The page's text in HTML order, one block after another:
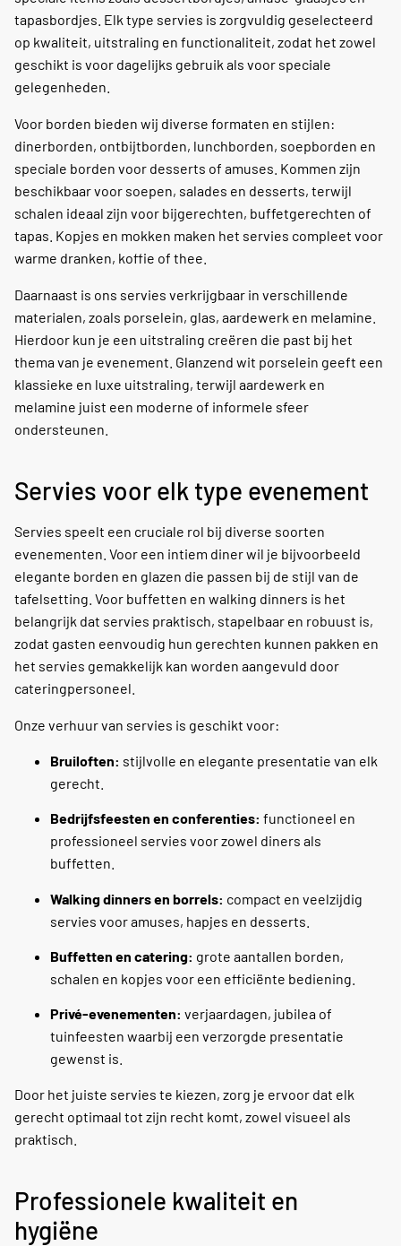
tapasbordjes. Elk type servies is zorgvuldig geselecteerd
op kwaliteit, uitstraling en functionaliteit, zodat het zowel
geschikt is voor dagelijks gebruik als voor speciale
gelegenheden.
Voor borden bieden wij diverse formaten en stijlen:
dinerborden, ontbijtborden, lunchborden, soepborden en
speciale borden voor desserts of amuses. Kommen zijn
beschikbaar voor soepen, salades en desserts, terwijl
schalen ideaal zijn voor bijgerechten, buffetgerechten of
tapas. Kopjes en mokken maken het servies compleet voor
warme dranken, koffie of thee.
Daarnaast is ons servies verkrijgbaar in verschillende
materialen, zoals porselein, glas, aardewerk en melamine.
Hierdoor kun je een uitstraling creëren die past bij het
thema van je evenement. Glanzend wit porselein geeft een
klassieke en luxe uitstraling, terwijl aardewerk en
melamine juist een moderne of informele sfeer
ondersteunen.
Servies voor elk type evenement
Servies speelt een cruciale rol bij diverse soorten
evenementen. Voor een intiem diner wil je bijvoorbeeld
elegante borden en glazen die passen bij de stijl van de
tafelsetting. Voor buffetten en walking dinners is het
belangrijk dat servies praktisch, stapelbaar en robuust is,
zodat gasten eenvoudig hun gerechten kunnen pakken en
het servies gemakkelijk kan worden aangevuld door
cateringpersoneel.
Onze verhuur van servies is geschikt voor:
Bruiloften: stijlvolle en elegante presentatie van elk
gerecht.
Bedrijfsfeesten en conferenties: functioneel en
professioneel servies voor zowel diners als
buffetten.
Walking dinners en borrels: compact en veelzijdig
servies voor amuses, hapjes en desserts.
Buffetten en catering: grote aantallen borden,
schalen en kopjes voor een efficiënte bediening.
Privé-evenementen: verjaardagen, jubilea of
tuinfeesten waarbij een verzorgde presentatie
gewenst is.
Door het juiste servies te kiezen, zorg je ervoor dat elk
gerecht optimaal tot zijn recht komt, zowel visueel als
praktisch.
Professionele kwaliteit en
hygiëne